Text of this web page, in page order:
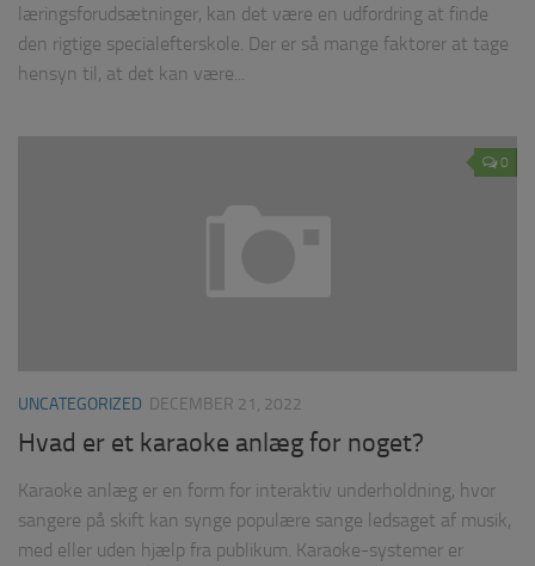
læringsforudsætninger, kan det være en udfordring at finde
den rigtige specialefterskole. Der er så mange faktorer at tage
hensyn til, at det kan være...
0
UNCATEGORIZED DECEMBER 21, 2022
Hvad er et karaoke anlæg for noget?
Karaoke anlæg er en form for interaktiv underholdning, hvor
sangere på skift kan synge populære sange ledsaget af musik,
med eller uden hjælp fra publikum. Karaoke-systemer er